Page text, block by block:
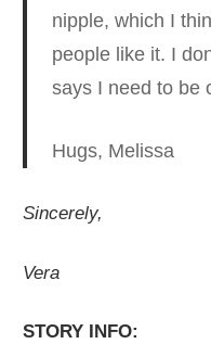
nipple, which I
people like it. I
says I need to be
Hugs, Melissa
Sincerely,
Vera
STORY INFO: